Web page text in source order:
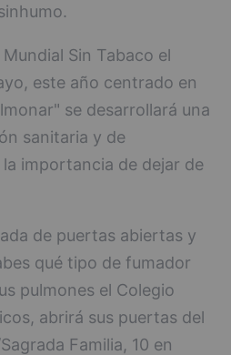
Sin Tabaco el
este año centrado en
se desarrollará una
sanitaria y de
importancia de dejar de
de puertas abiertas y
qué tipo de fumador
pulmones el Colegio
abrirá sus puertas del
Familia, 10 en